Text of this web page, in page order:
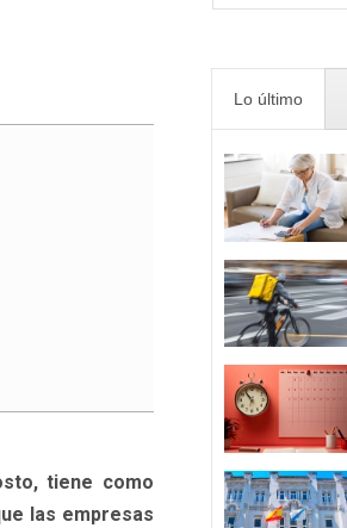
tiene como
las empresas
Lo último